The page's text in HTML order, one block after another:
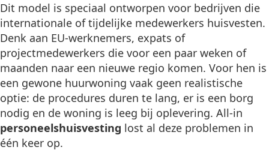
Dit model is speciaal ontworpen voor bedrijven die
internationale of tijdelijke medewerkers huisvesten.
Denk aan EU-werknemers, expats of
projectmedewerkers die voor een paar weken of
maanden naar een nieuwe regio komen. Voor hen is
een gewone huurwoning vaak geen realistische
optie: de procedures duren te lang, er is een borg
nodig en de woning is leeg bij oplevering. All-in
personeelshuisvesting lost al deze problemen in
één keer op.